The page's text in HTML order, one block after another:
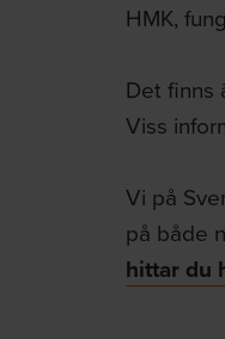
HMK,
Det finns
Viss
Vi på
på både
hittar du